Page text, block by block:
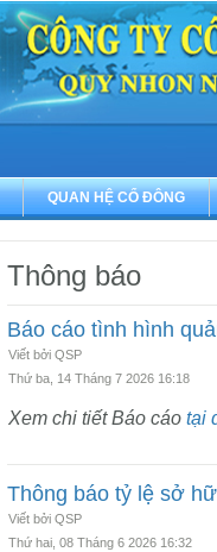
QUAN HỆ CỔ ĐÔNG
Thông báo
Báo cáo tình hình
Viết bởi QSP
Thứ ba, 14 Tháng 7 2026 16:18
Xem chi tiết Báo cáo tại
Thông báo tỷ lệ sở
Viết bởi QSP
Thứ hai, 08 Tháng 6 2026 16:32